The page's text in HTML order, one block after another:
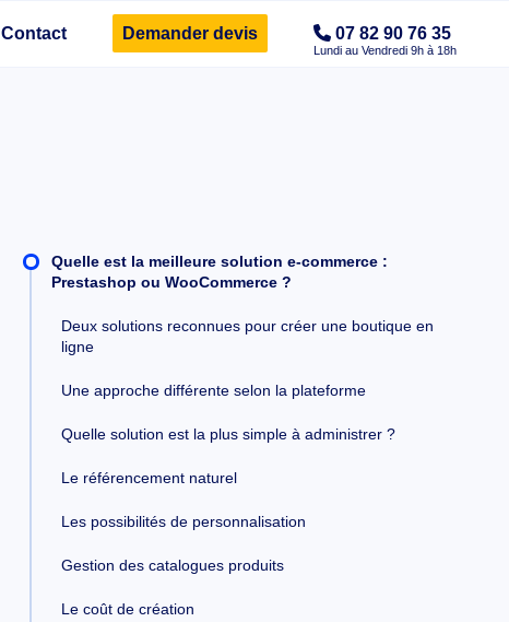
Contact Demander devis 07 82 90 76 35
Quelle est la meilleure solution e-commerce :
Prestashop ou WooCommerce ?
Deux solutions reconnues pour créer une boutique en
ligne
Une approche différente selon la plateforme
Quelle solution est la plus simple à administrer ?
Le référencement naturel
Les possibilités de personnalisation
Gestion des catalogues produits
Le coût de création